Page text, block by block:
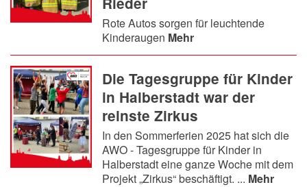
Rote Autos sorgen für leuchtende
Kinderaugen Mehr
Die Tagesgruppe für Kinder
in Halberstadt war der
reinste Zirkus
In den Sommerferien 2025 hat sich die
AWO - Tagesgruppe für Kinder in
Halberstadt eine ganze Woche mit dem
Projekt „Zirkus“ beschäftigt. ... Mehr